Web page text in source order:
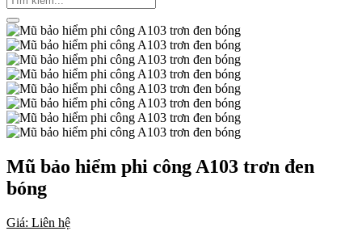
Mũ bảo hiểm phi công A103 trơn đen
bóng
Giá: Liên hệ